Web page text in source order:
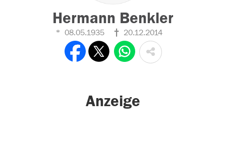
Hermann Benkler
08.05.1935 20.12.2014
Anzeige